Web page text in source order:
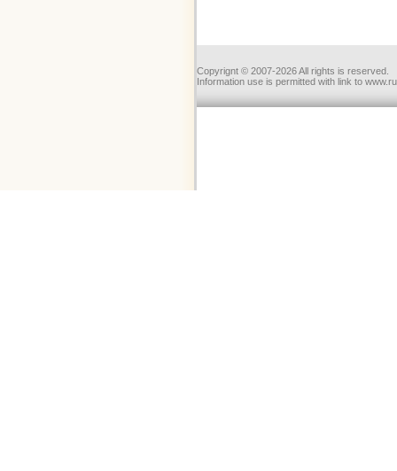
Copyrignt © 2007-2026 All rights is reserved.
Information use is permitted with link to